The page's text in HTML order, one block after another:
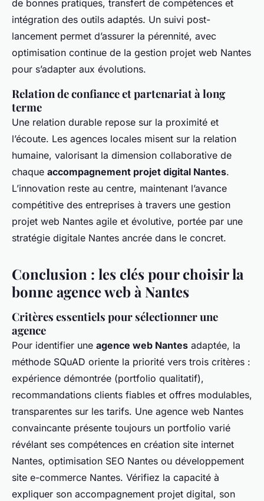
de bonnes pratiques, transfert de compétences et
intégration des outils adaptés. Un suivi post-
lancement permet d’assurer la pérennité, avec
optimisation continue de la gestion projet web Nantes
pour s’adapter aux évolutions.
Relation de confiance et partenariat à long
terme
Une relation durable repose sur la proximité et
l’écoute. Les agences locales misent sur la relation
humaine, valorisant la dimension collaborative de
chaque accompagnement projet digital Nantes.
L’innovation reste au centre, maintenant l’avance
compétitive des entreprises à travers une gestion
projet web Nantes agile et évolutive, portée par une
stratégie digitale Nantes ancrée dans le concret.
Conclusion : les clés pour choisir la
bonne agence web à Nantes
Critères essentiels pour sélectionner une
agence
Pour identifier une agence web Nantes adaptée, la
méthode SQuAD oriente la priorité vers trois critères :
expérience démontrée (portfolio qualitatif),
recommandations clients fiables et offres modulables,
transparentes sur les tarifs. Une agence web Nantes
convaincante présente toujours un portfolio varié
révélant ses compétences en création site internet
Nantes, optimisation SEO Nantes ou développement
site e-commerce Nantes. Vérifiez la capacité à
expliquer son accompagnement projet digital, son